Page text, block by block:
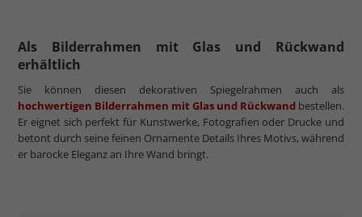
Als Bilderrahmen mit Glas und Rückwand
erhältlich
Sie können diesen dekorativen Spiegelrahmen auch als
hochwertigen Bilderrahmen mit Glas und Rückwand bestellen.
Er eignet sich perfekt für Kunstwerke, Fotografien oder Drucke und
betont durch seine feinen Ornamente Details Ihres Motivs, während
er barocke Eleganz an Ihre Wand bringt.